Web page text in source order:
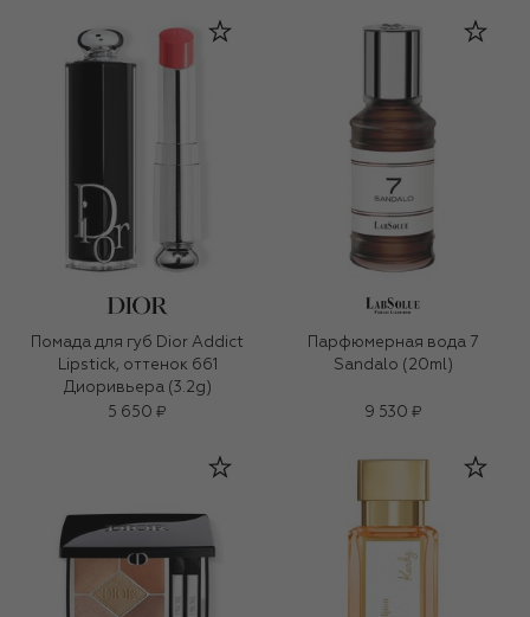
Помада для губ Dior Addict
Lipstick, оттенок 661
Диоривьера (3.2g)
5 650 ₽
Парфюмерная вода 7
Sandalo (20ml)
9 530 ₽